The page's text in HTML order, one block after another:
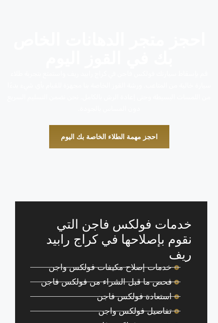
احجز مهمة الطلاء الخاصة بك اليوم
خدمات فولكس فاجن التي
نقوم بإصلاحها في كراج رابيد
ريف
خدمات إصلاح مكيفات فولكس واجن
فحص ما قبل الشراء من فولكس فاجن
استعادة فولكس فاجن
تفاصيل فولكس واجن